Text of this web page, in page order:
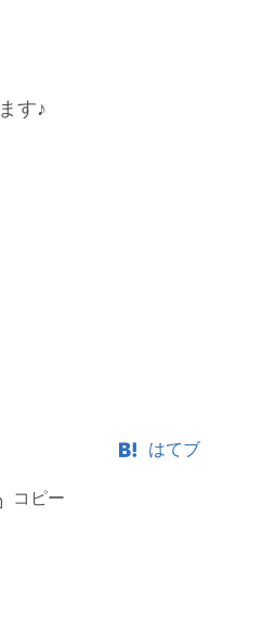
す♪
はてブ
コピー